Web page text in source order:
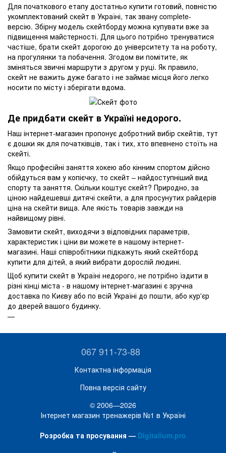
Для початкового етапу достатньо купити готовий, повністю
укомплектований скейт в Україні, так звану complete-
версію. Збірну модель скейтборду можна купувати вже за
підвищення майстерності. Для цього потрібно тренуватися
частіше, брати скейт дорогою до університету та на роботу,
на прогулянки та побачення. Згодом ви помітите, як
зміняться звичні маршрути з другом у руці. Як правило,
скейт не важить дуже багато і не займає місця його легко
носити по місту і зберігати вдома.
Де придбати скейт в Україні недорого.
Наш інтернет-магазин пропонує добротний вибір скейтів, тут
є дошки як для початківців, так і тих, хто впевнено стоїть на
скейті.
Якщо професійні заняття хокею або кінним спортом дійсно
обійдуться вам у копієчку, то скейт – найдоступніший вид
спорту та заняття. Скільки коштує скейт? Природно, за
ціною найдешевші дитячі скейти, а для просунутих райдерів
ціна на скейти вища. Але якість товарів завжди на
найвищому рівні.
Замовити скейт, виходячи з відповідних параметрів,
характеристик і ціни ви можете в нашому інтернет-
магазині. Наші співробітники підкажуть який скейтборд
купити для дітей, а який вибрати дорослій людині.
Щоб купити скейт в Україні недорого, не потрібно їздити в
різні кінці міста - в нашому інтернет-магазині є зручна
доставка по Києву або по всій Україні до пошти, або кур'єр
до дверей вашого будинку.
067 911-73-88
Контактна інформація
Повна версія сайту
© 2006—2026
Інтернет магазин тренажерів №1 в Україні
Розробка та просування — Digitalium.pro